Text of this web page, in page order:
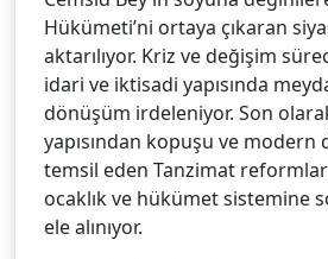
Hükümeti’ni ortaya çıkaran
aktarılıyor. Kriz ve değişim
idari ve iktisadi yapısında
dönüşüm irdeleniyor. Son
yapısından kopuşu ve modern
temsil eden Tanzimat
ocaklık ve hükümet sistemine
ele alınıyor.